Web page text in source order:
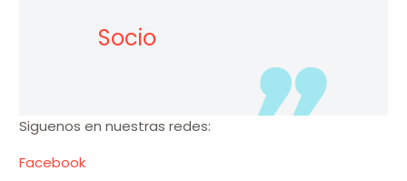
Socio
Siguenos en nuestras redes:
Facebook